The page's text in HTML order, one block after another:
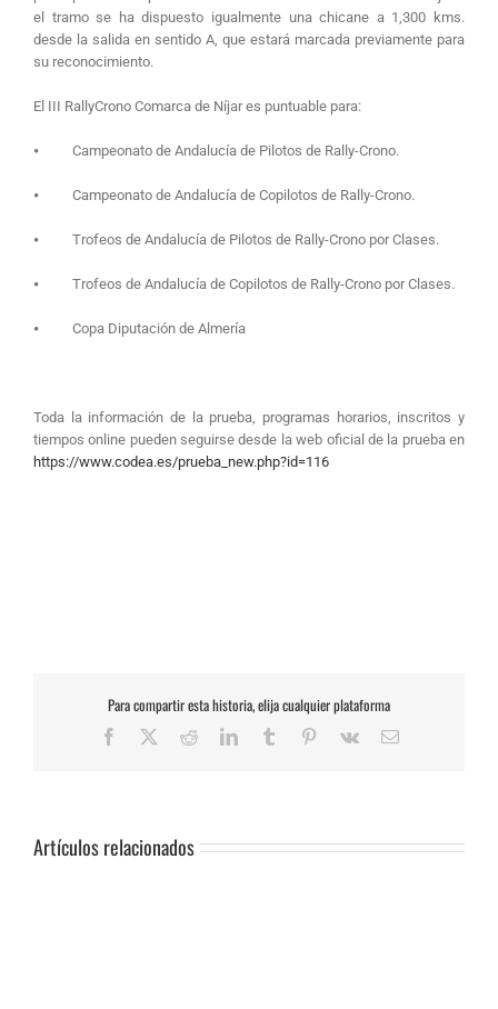
el tramo se ha dispuesto igualmente una chicane a 1,300 kms.
desde la salida en sentido A, que estará marcada previamente para
su reconocimiento.
El III RallyCrono Comarca de Níjar es puntuable para:
⦁ Campeonato de Andalucía de Pilotos de Rally-Crono.
⦁ Campeonato de Andalucía de Copilotos de Rally-Crono.
⦁ Trofeos de Andalucía de Pilotos de Rally-Crono por Clases.
⦁ Trofeos de Andalucía de Copilotos de Rally-Crono por Clases.
⦁ Copa Diputación de Almería
Toda la información de la prueba, programas horarios, inscritos y
tiempos online pueden seguirse desde la web oficial de la prueba en
https://www.codea.es/prueba_new.php?id=116
Para compartir esta historia, elija cualquier plataforma
Facebook RedditLinkedInTumblr Pinterest
Vk
Correo
Artículos relacionados